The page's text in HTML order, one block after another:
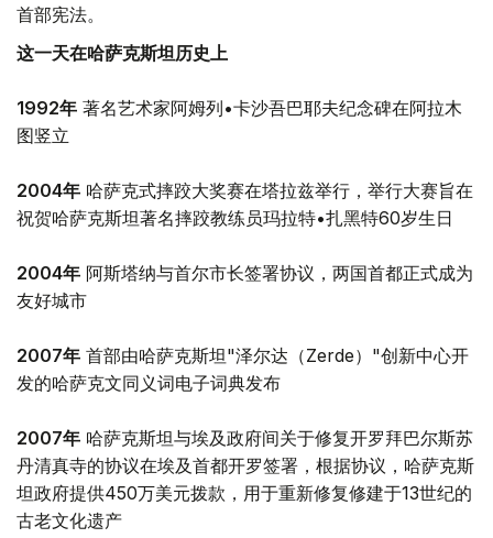
首部宪法。
这一天在哈萨克斯坦历史上
1992年 著名艺术家阿姆列•卡沙吾巴耶夫纪念碑在阿拉木
图竖立
2004年 哈萨克式摔跤大奖赛在塔拉兹举行，举行大赛旨在
祝贺哈萨克斯坦著名摔跤教练员玛拉特•扎黑特60岁生日
2004年 阿斯塔纳与首尔市长签署协议，两国首都正式成为
友好城市
2007年 首部由哈萨克斯坦"泽尔达（Zerde）"创新中心开
发的哈萨克文同义词电子词典发布
2007年 哈萨克斯坦与埃及政府间关于修复开罗拜巴尔斯苏
丹清真寺的协议在埃及首都开罗签署，根据协议，哈萨克斯
坦政府提供450万美元拨款，用于重新修复修建于13世纪的
古老文化遗产